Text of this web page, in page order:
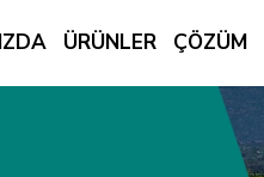
ÜRÜNLER ÇÖZÜM